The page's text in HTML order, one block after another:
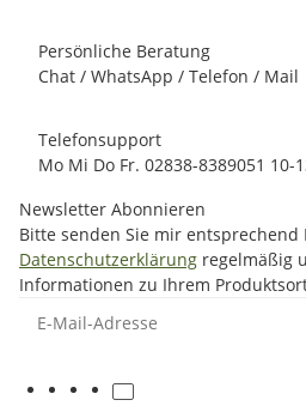
Persönliche Beratung
Chat / WhatsApp / Telefon / Mail
Telefonsupport
Mo Mi Do Fr. 02838-8389051 10-
Newsletter Abonnieren
Bitte senden Sie mir entsprechend
Datenschutzerklärung regelmäßig
Informationen zu Ihrem